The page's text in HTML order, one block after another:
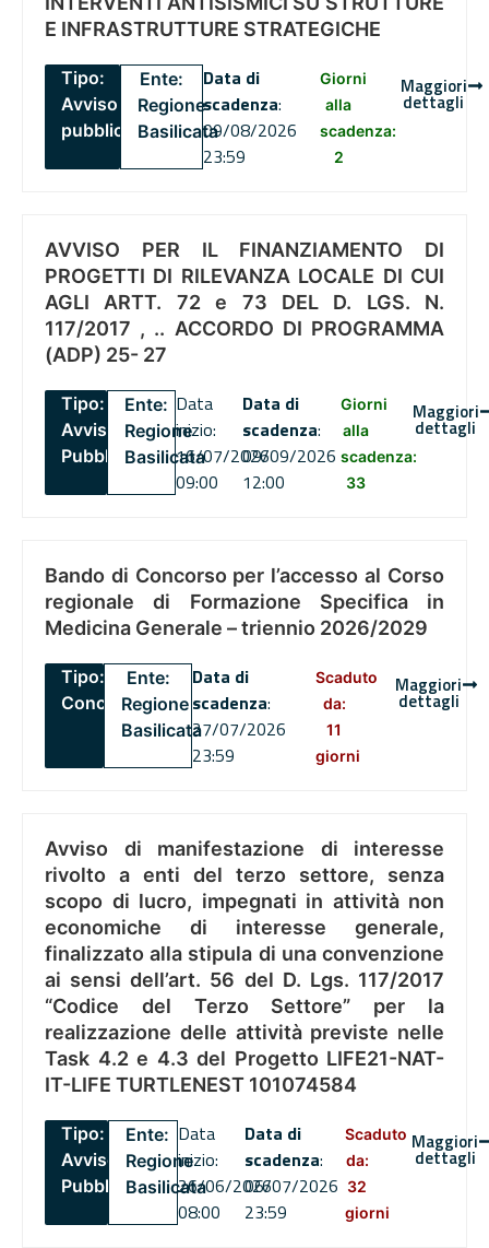
E INFRASTRUTTURE STRATEGICHE
Tipo:
Avviso
pubblico
Ente:
Regione
Basilicata
Data di
scadenza:
09/08/2026
23:59
Giorni
alla
scadenza:
2
Maggiori
dettagli
AVVISO PER IL FINANZIAMENTO DI
PROGETTI DI RILEVANZA LOCALE DI CUI
AGLI ARTT. 72 e 73 DEL D. LGS. N.
117/2017 , .. ACCORDO DI PROGRAMMA
(ADP) 25- 27
Tipo:
Avviso
Pubblico
Ente:
Regione
Basilicata
Data
inizio:
16/07/2026
09:00
Data di
scadenza:
09/09/2026
12:00
Giorni
alla
scadenza:
33
Maggiori
dettagli
Bando di Concorso per l’accesso al Corso
regionale di Formazione Specifica in
Medicina Generale – triennio 2026/2029
Tipo:
Concorsi
Ente:
Regione
Basilicata
Data di
scadenza:
27/07/2026
23:59
Scaduto
da:
11
giorni
Maggiori
dettagli
Avviso di manifestazione di interesse
rivolto a enti del terzo settore, senza
scopo di lucro, impegnati in attività non
economiche di interesse generale,
finalizzato alla stipula di una convenzione
ai sensi dell’art. 56 del D. Lgs. 117/2017
“Codice del Terzo Settore” per la
realizzazione delle attività previste nelle
Task 4.2 e 4.3 del Progetto LIFE21-NAT-
IT-LIFE TURTLENEST 101074584
Tipo:
Avviso
Pubblico
Ente:
Regione
Basilicata
Data
inizio:
26/06/2026
08:00
Data di
scadenza:
06/07/2026
23:59
Scaduto
da:
32
giorni
Maggiori
dettagli